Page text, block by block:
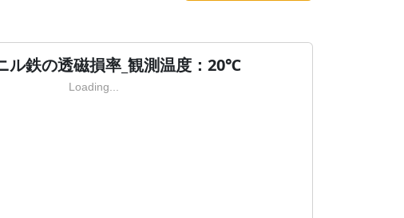
ル鉄の透磁損率_観測温度：20℃
Loading...